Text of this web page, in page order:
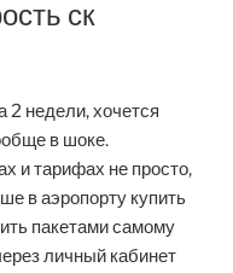
ск
2 недели, хочется
в шоке.
и тарифах не просто,
в аэропорту купить
пакетами самому
личный кабинет